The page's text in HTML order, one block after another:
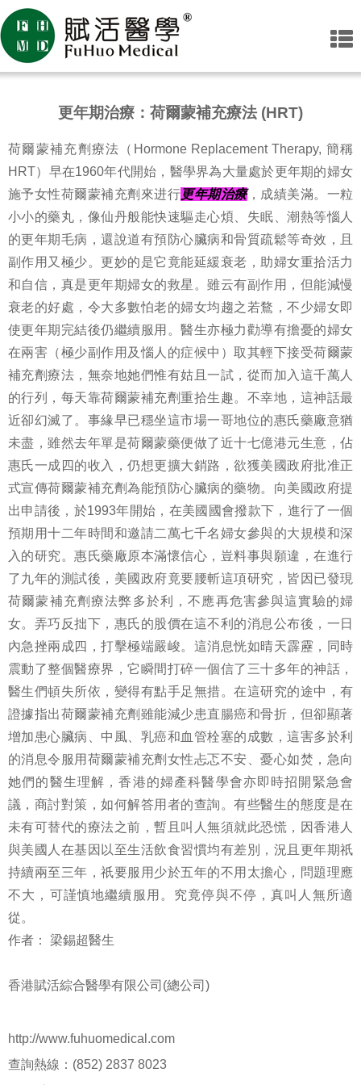
更年期治療：荷爾蒙補充療法 (HRT)
荷爾蒙補充劑療法（Hormone Replacement Therapy, 簡稱
HRT）早在1960年代開始，醫學界為大量處於更年期的婦女
施予女性荷爾蒙補充劑來进行更年期治療，成績美滿。一粒
小小的藥丸，像仙丹般能快速驅走心煩、失眠、潮熱等惱人
的更年期毛病，還說道有預防心臟病和骨質疏鬆等奇效，且
副作用又極少。更妙的是它竟能延緩衰老，助婦女重拾活力
和自信，真是更年期婦女的救星。雖云有副作用，但能減慢
衰老的好處，令大多數怕老的婦女均趨之若鶩，不少婦女即
使更年期完結後仍繼續服用。醫生亦極力勸導有擔憂的婦女
在兩害（極少副作用及惱人的症候中）取其輕下接受荷爾蒙
補充劑療法，無奈地她們惟有姑且一試，從而加入這千萬人
的行列，每天靠荷爾蒙補充劑重拾生趣。不幸地，這神話最
近卻幻滅了。事緣早已穩坐這市場一哥地位的惠氏藥廠意猶
未盡，雖然去年單是荷爾蒙藥便做了近十七億港元生意，佔
惠氏一成四的收入，仍想更擴大銷路，欲獲美國政府批准正
式宣傳荷爾蒙補充劑為能預防心臟病的藥物。向美國政府提
出申請後，於1993年開始，在美國國會撥款下，進行了一個
預期用十二年時間和邀請二萬七千名婦女參與的大規模和深
入的研究。惠氏藥廠原本滿懷信心，豈料事與願違，在進行
了九年的測試後，美國政府竟要腰斬這項研究，皆因已發現
荷爾蒙補充劑療法弊多於利，不應再危害參與這實驗的婦
女。弄巧反拙下，惠氏的股價在這不利的消息公布後，一日
內急挫兩成四，打擊極端嚴峻。這消息恍如晴天霹靂，同時
震動了整個醫療界，它瞬間打碎一個信了三十多年的神話，
醫生們頓失所依，變得有點手足無措。在這研究的途中，有
證據指出荷爾蒙補充劑雖能減少患直腸癌和骨折，但卻顯著
增加患心臟病、中風、乳癌和血管栓塞的成數，這害多於利
的消息令服用荷爾蒙補充劑女性忐忑不安、憂心如焚，急向
她們的醫生理解，香港的婦產科醫學會亦即時招開緊急會
議，商討對策，如何解答用者的查詢。有些醫生的態度是在
未有可替代的療法之前，暫且叫人無須就此恐慌，因香港人
與美國人在基因以至生活飲食習慣均有差別，況且更年期祇
持續兩至三年，祇要服用少於五年的不用太擔心，問題理應
不大，可謹慎地繼續服用。究竟停與不停，真叫人無所適
從。
作者：
梁錫超醫生
香港賦活綜合醫學有限公司(總公司)
http://www.fuhuomedical.com
查詢熱線：(852) 2837 8023